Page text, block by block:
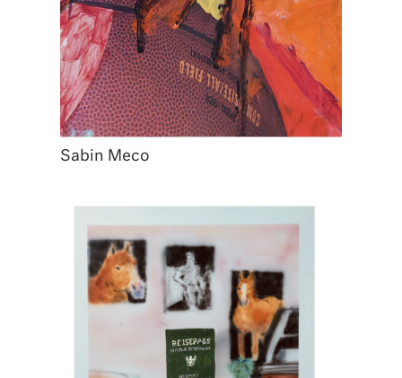
Sabin Meco